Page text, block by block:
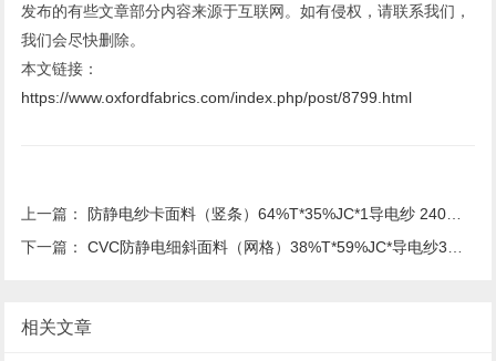
发布的有些文章部分内容来源于互联网。如有侵权，请联系我们，
我们会尽快删除。
本文链接：
https://www.oxfordfabrics.com/index.php/post/8799.html
上一篇： ​防静电纱卡面料（竖条）64%T*35%JC*1导电纱 240克面料
下一篇：​CVC防静电细斜面料（网格）38%T*59%JC*导电纱3% 155克面料
相关文章